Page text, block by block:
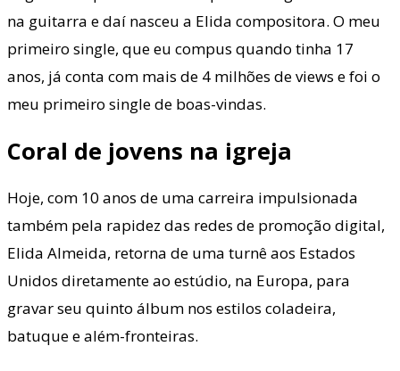
na guitarra e daí nasceu a Elida compositora. O meu
primeiro single, que eu compus quando tinha 17
anos, já conta com mais de 4 milhões de views e foi o
meu primeiro single de boas-vindas.
Coral de jovens na igreja
Hoje, com 10 anos de uma carreira impulsionada
também pela rapidez das redes de promoção digital,
Elida Almeida, retorna de uma turnê aos Estados
Unidos diretamente ao estúdio, na Europa, para
gravar seu quinto álbum nos estilos coladeira,
batuque e além-fronteiras.